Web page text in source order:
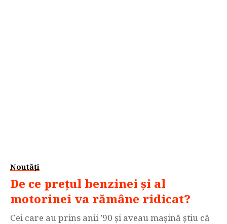
Noutăți
De ce prețul benzinei și al
motorinei va rămâne ridicat?
Cei care au prins anii ’90 și aveau mașină știu că